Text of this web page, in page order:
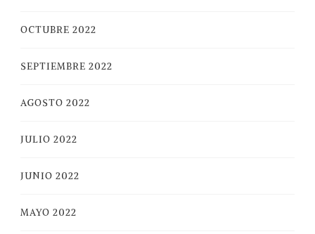
OCTUBRE 2022
SEPTIEMBRE 2022
AGOSTO 2022
JULIO 2022
JUNIO 2022
MAYO 2022